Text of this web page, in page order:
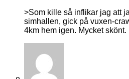
>Som kille så inflikar jag att
simhallen, gick på vuxen-
4km hem igen. Mycket skönt.